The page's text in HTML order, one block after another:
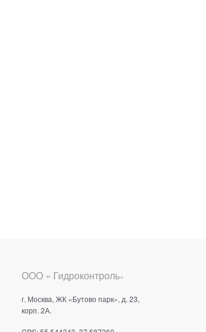
ООО « Гидроконтроль»
г. Москва, ЖК «Бутово парк», д. 23,
корп. 2А.